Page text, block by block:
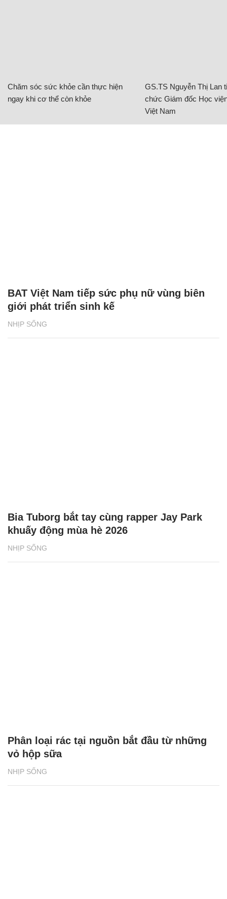
Chăm sóc sức khỏe cần thực hiện
ngay khi cơ thể còn khỏe
GS.TS Nguyễn Thị Lan
chức Giám đốc Học
Việt Nam
NHỊP SỐNG
BAT Việt Nam tiếp sức phụ nữ vùng biên
giới phát triển sinh kế
NHỊP SỐNG
Bia Tuborg bắt tay cùng rapper Jay Park
khuấy động mùa hè 2026
NHỊP SỐNG
Phân loại rác tại nguồn bắt đầu từ những
vỏ hộp sữa